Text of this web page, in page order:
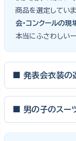
商品を選定していま
会・コンクールの
本当にふさわしい
■ 発表会衣装の
ピアノ発表会・バイ
って特別な一日。元
■ 男の子のスー